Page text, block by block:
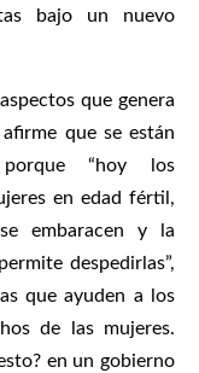
bajo un nuevo
que genera
que se están
porque “hoy los
en edad fértil,
embaracen y la
despedirlas”,
que ayuden a los
de las mujeres.
en un gobierno